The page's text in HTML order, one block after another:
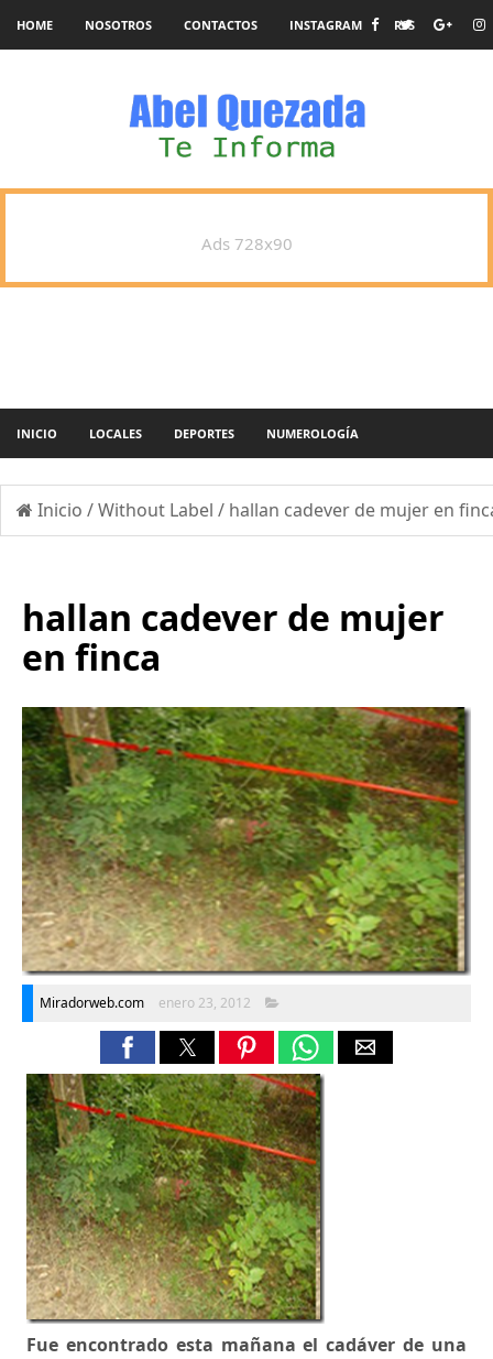
HOME NOSOTROS CONTACTOS INSTAGRAM RSS
Ads 728x90
INICIO LOCALES DEPORTES NUMEROLOGÍA
Inicio /Without Label / hallan cadever de mujer en
hallan cadever de mujer
en finca
Miradorweb.com enero 23, 2012
Fue encontrado esta mañana el cadáver de una